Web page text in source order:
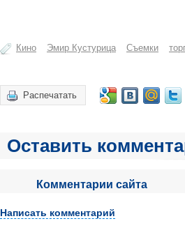
Кино Эмир Кустурица Съемки
Распечатать
Оставить
Комментарии сайта
Написать комментарий